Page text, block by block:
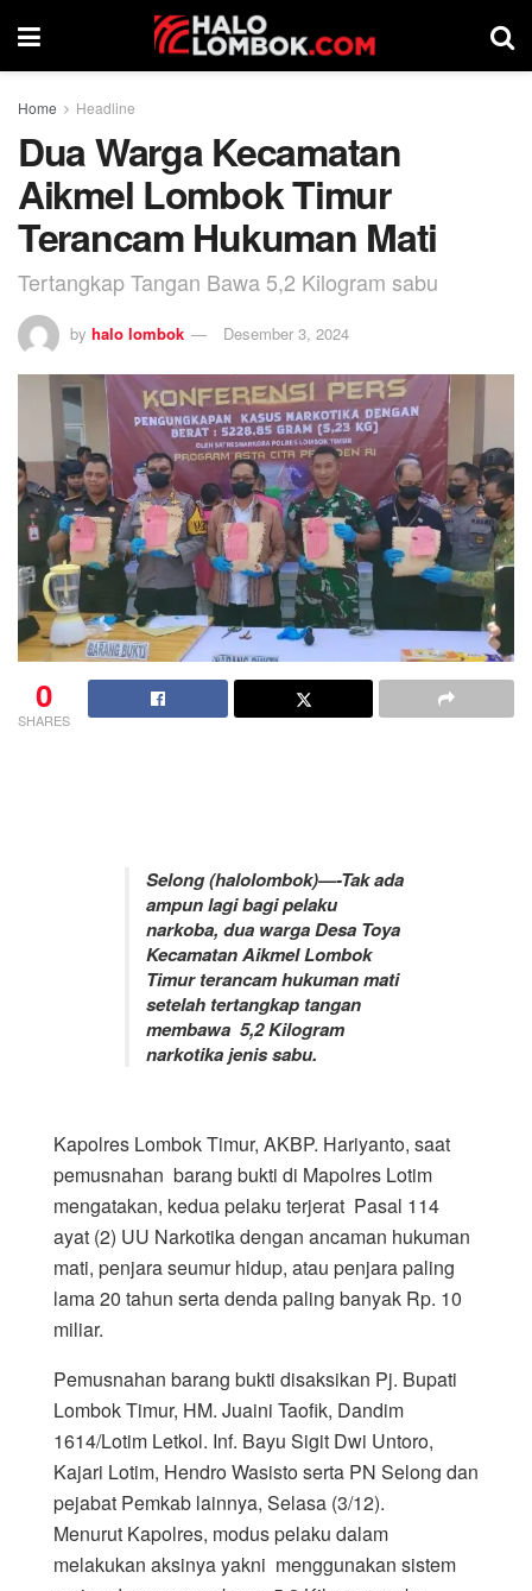
Home Headline
Dua Warga Kecamatan
Aikmel Lombok Timur
Terancam Hukuman Mati
Tertangkap Tangan Bawa 5,2 Kilogram sabu
by halo lombok Desember 3, 2024
0
SHARES
Selong (halolombok)—-Tak ada
ampun lagi bagi pelaku
narkoba, dua warga Desa Toya
Kecamatan Aikmel Lombok
Timur terancam hukuman mati
setelah tertangkap tangan
membawa 5,2 Kilogram
narkotika jenis sabu.
Kapolres Lombok Timur, AKBP. Hariyanto, saat
pemusnahan barang bukti di Mapolres Lotim
mengatakan, kedua pelaku terjerat Pasal 114
ayat (2) UU Narkotika dengan ancaman hukuman
mati, penjara seumur hidup, atau penjara paling
lama 20 tahun serta denda paling banyak Rp. 10
miliar.
Pemusnahan barang bukti disaksikan Pj. Bupati
Lombok Timur, HM. Juaini Taofik, Dandim
1614/Lotim Letkol. Inf. Bayu Sigit Dwi Untoro,
Kajari Lotim, Hendro Wasisto serta PN Selong dan
pejabat Pemkab lainnya, Selasa (3/12).
Menurut Kapolres, modus pelaku dalam
melakukan aksinya yakni menggunakan sistem